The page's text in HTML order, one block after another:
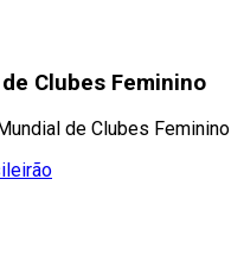
Clubes Feminino
de Clubes Feminino